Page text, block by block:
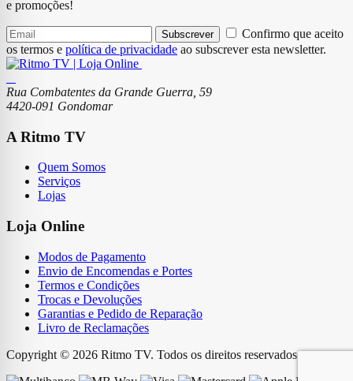
e promoções!
Subscrever
Confirmo que aceito
os termos e política de privacidade ao subscrever esta newsletter.
Rua Combatentes da Grande Guerra, 59
4420-091 Gondomar
A Ritmo TV
Quem Somos
Serviços
Lojas
Loja Online
Modos de Pagamento
Envio de Encomendas e Portes
Termos e Condições
Trocas e Devoluções
Garantias e Pedido de Reparação
Livro de Reclamações
Copyright © 2026 Ritmo TV. Todos os direitos reservados.